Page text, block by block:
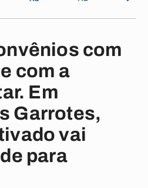
com
com a
Em
Garrotes,
vai
para